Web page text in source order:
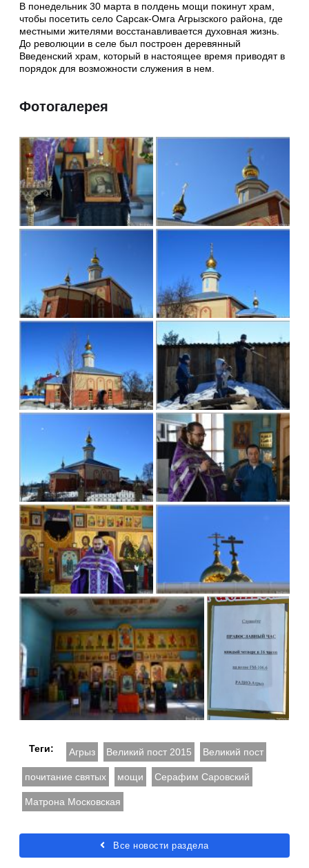
В понедельник 30 марта в полдень мощи покинут храм,
чтобы посетить село Сарсак-Омга Агрызского района, где
местными жителями восстанавливается духовная жизнь.
До революции в селе был построен деревянный
Введенский храм, который в настоящее время приводят в
порядок для возможности служения в нем.
Фотогалерея
Теги: Агрыз Великий пост 2015 Великий пост
почитание святых мощи Серафим Саровский
Матрона Московская
Все новости раздела